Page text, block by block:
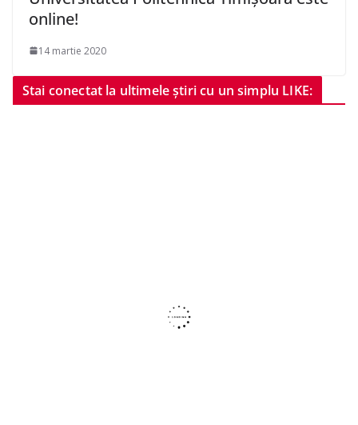
online!
14 martie 2020
Stai conectat la ultimele știri cu un simplu LIKE: